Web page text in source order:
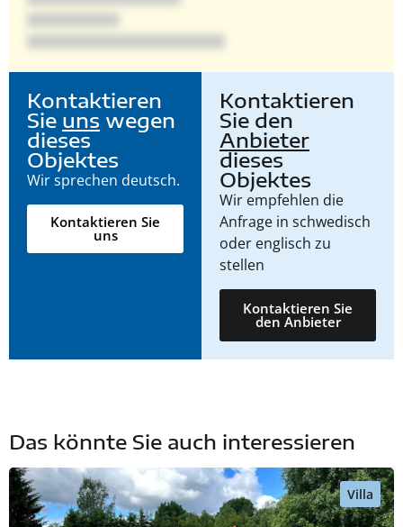
Kontaktieren
Sie uns wegen
dieses
Objektes
Wir sprechen deutsch.
Kontaktieren Sie
uns
Kontaktieren
Sie den
Anbieter
dieses
Objektes
Wir empfehlen die
Anfrage in schwedisch
oder englisch zu
stellen
Kontaktieren Sie
den Anbieter
Das könnte Sie auch interessieren
Villa